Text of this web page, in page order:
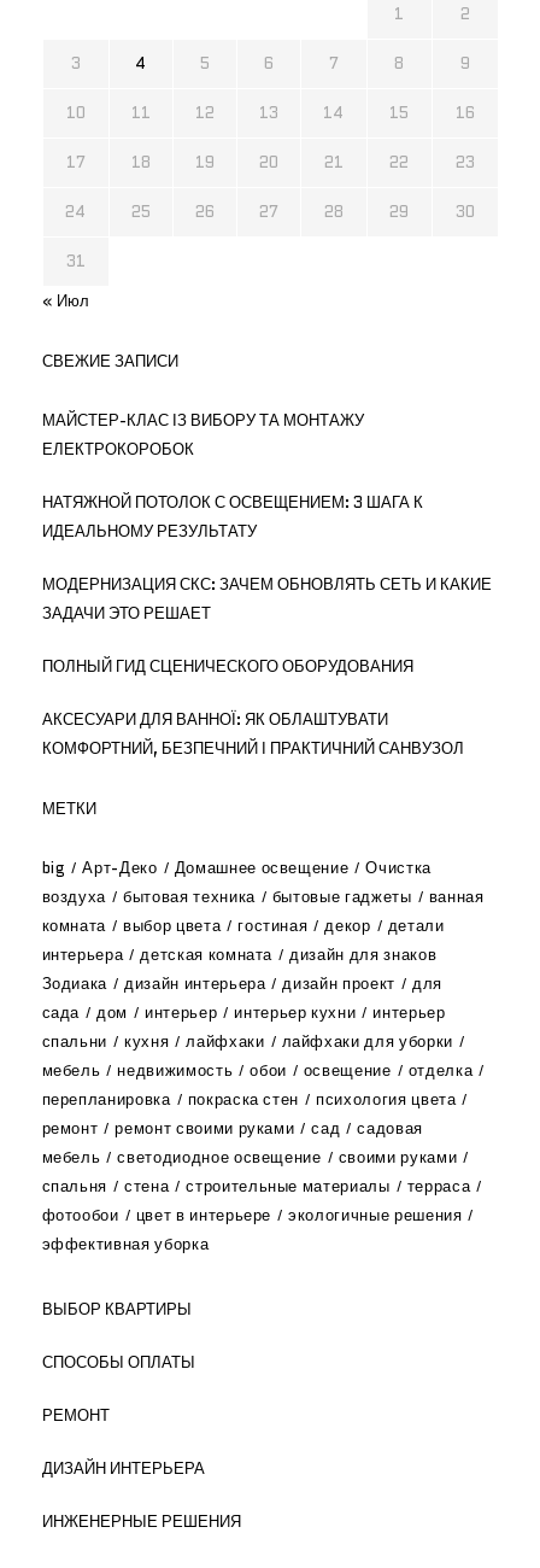
1 2
3 4 5 6 7 8 9
10 11 12 13 14 15 16
17 18 19 20 21 22 23
24 25 26 27 28 29 30
31
« Июл
СВЕЖИЕ ЗАПИСИ
МАЙСТЕР-КЛАС ІЗ ВИБОРУ ТА МОНТАЖУ
ЕЛЕКТРОКОРОБОК
НАТЯЖНОЙ ПОТОЛОК С ОСВЕЩЕНИЕМ: 3 ШАГА К
ИДЕАЛЬНОМУ РЕЗУЛЬТАТУ
МОДЕРНИЗАЦИЯ СКС: ЗАЧЕМ ОБНОВЛЯТЬ СЕТЬ И КАКИЕ
ЗАДАЧИ ЭТО РЕШАЕТ
ПОЛНЫЙ ГИД СЦЕНИЧЕСКОГО ОБОРУДОВАНИЯ
АКСЕСУАРИ ДЛЯ ВАННОЇ: ЯК ОБЛАШТУВАТИ
КОМФОРТНИЙ, БЕЗПЕЧНИЙ І ПРАКТИЧНИЙ САНВУЗОЛ
МЕТКИ
big Арт-Деко Домашнее освещение
Очистка
воздуха
бытовая техника бытовые гаджеты
ванная
комната
выбор цвета гостиная декор
детали
интерьера
детская комната
дизайн для знаков
Зодиака
дизайн интерьера дизайн проект
для
сада
дом интерьер интерьер кухни
интерьер
спальни
кухня лайфхаки
лайфхаки для уборки
мебель
недвижимость обои освещение
отделка
перепланировка
покраска стен
психология цвета
ремонт
ремонт своими руками сад
садовая
мебель
светодиодное освещение
своими руками
спальня
стена строительные материалы
терраса
фотообои
цвет в интерьере
экологичные решения
эффективная уборка
ВЫБОР КВАРТИРЫ
СПОСОБЫ ОПЛАТЫ
РЕМОНТ
ДИЗАЙН ИНТЕРЬЕРА
ИНЖЕНЕРНЫЕ РЕШЕНИЯ